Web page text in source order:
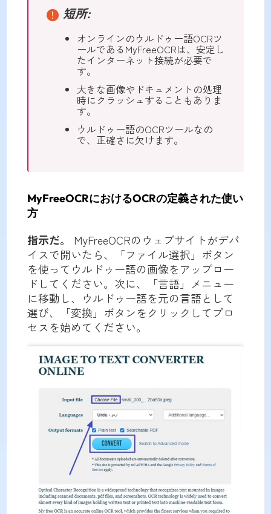
短所:
オンラインのウルドゥー語OCRツ
ールであるMyFreeOCRは、安定し
たインターネット接続が必要で
す。
大きな画像やドキュメントの処理
時にクラッシュすることもありま
す。
ウルドゥー語のOCRツールなの
で、正確さに欠けます。
MyFreeOCRにおけるOCRの定義された使い
方
指示だ。 MyFreeOCRのウェブサイトがデバ
イスで開いたら、「ファイル選択」ボタン
を使ってウルドゥー語の画像をアップロー
ドしてください。次に、「言語」メニュー
に移動し、ウルドゥー語を元の言語として
選び、「変換」ボタンをクリックしてプロ
セスを始めてください。